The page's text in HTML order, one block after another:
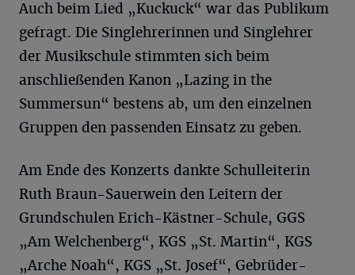
Auch beim Lied „Kuckuck“ war das Publikum
gefragt. Die Singlehrerinnen und Singlehrer
der Musikschule stimmten sich beim
anschließenden Kanon „Lazing in the
Summersun“ bestens ab, um den einzelnen
Gruppen den passenden Einsatz zu geben.
Am Ende des Konzerts dankte Schulleiterin
Ruth Braun-Sauerwein den Leitern der
Grundschulen Erich-Kästner-Schule, GGS
„Am Welchenberg“, KGS „St. Martin“, KGS
„Arche Noah“, KGS „St. Josef“, Gebrüder-